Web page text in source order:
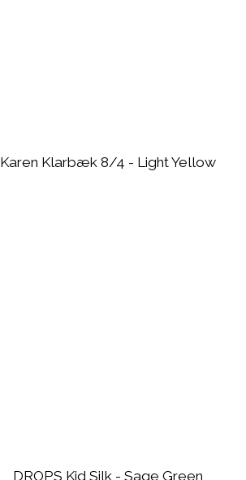
Karen Klarbæk 8/4 - Light Yellow
DROPS Kid Silk - Sage Green